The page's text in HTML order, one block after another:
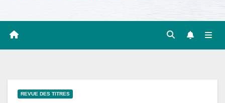
REVUE DES TITRES